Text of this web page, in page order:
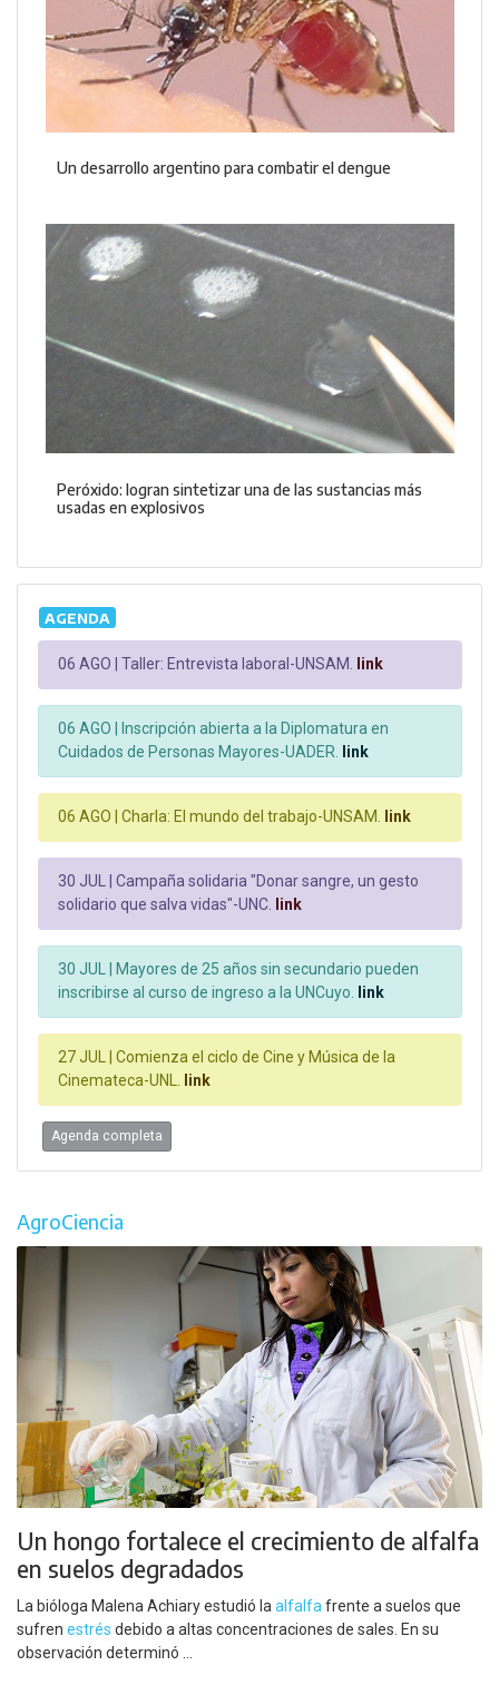
Un desarrollo argentino para combatir el dengue
Peróxido: logran sintetizar una de las sustancias más
usadas en explosivos
AGENDA
06 AGO | Taller: Entrevista laboral-UNSAM. link
06 AGO |
Inscripción abierta a la Diplomatura en
Cuidados de Personas Mayores-UADER. link
06 AGO | Charla: El mundo del trabajo-UNSAM. link
30 JUL | Campaña solidaria "Donar sangre, un gesto
solidario que salva vidas"-UNC. link
30 JUL |
Mayores de 25 años sin secundario pueden
inscribirse al curso de ingreso a la UNCuyo. link
27 JUL | Comienza el ciclo de Cine y Música de la
Cinemateca-UNL. link
Agenda completa
AgroCiencia
Un hongo fortalece el crecimiento de alfalfa
en suelos degradados
La bióloga Malena Achiary estudió la alfalfa frente a suelos que
sufren estrés debido a altas concentraciones de sales. En su
observación determinó ...